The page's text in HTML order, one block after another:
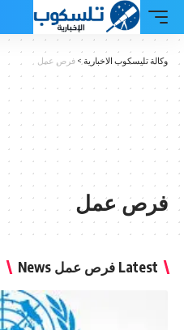
وكالة تليسكوب الاخبارية > فرص عمل
فرص عمل
Latest فرص عمل News